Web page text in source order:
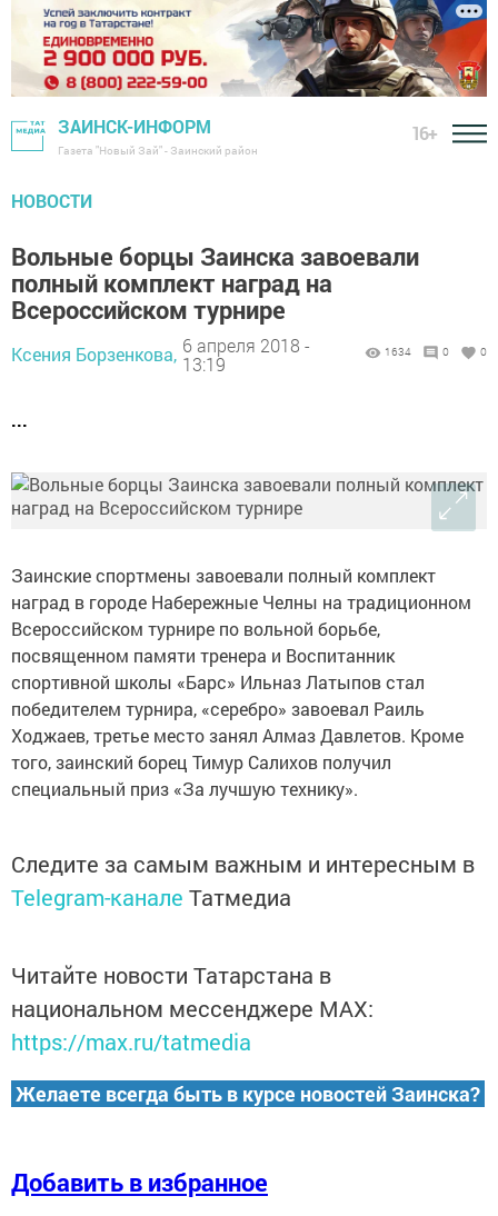
ЗАИНСК-ИНФОРМ
Газета "Новый Зай" - Заинский район
16+
НОВОСТИ
Вольные борцы Заинска завоевали
полный комплект наград на
Всероссийском турнире
Ксения Борзенкова, 6 апреля 2018 -
13:19
1634 0 0
...
Заинские спортмены завоевали полный комплект
наград в городе Набережные Челны на традиционном
Всероссийском турнире по вольной борьбе,
посвященном памяти тренера и Воспитанник
спортивной школы «Барс» Ильназ Латыпов стал
победителем турнира, «серебро» завоевал Раиль
Ходжаев, третье место занял Алмаз Давлетов. Кроме
того, заинский борец Тимур Салихов получил
специальный приз «За лучшую технику».
Следите за самым важным и интересным в
Telegram-канале Татмедиа
Читайте новости Татарстана в
национальном мессенджере MАХ:
https://max.ru/tatmedia
Желаете всегда быть в курсе новостей Заинска?
Добавить в избранное